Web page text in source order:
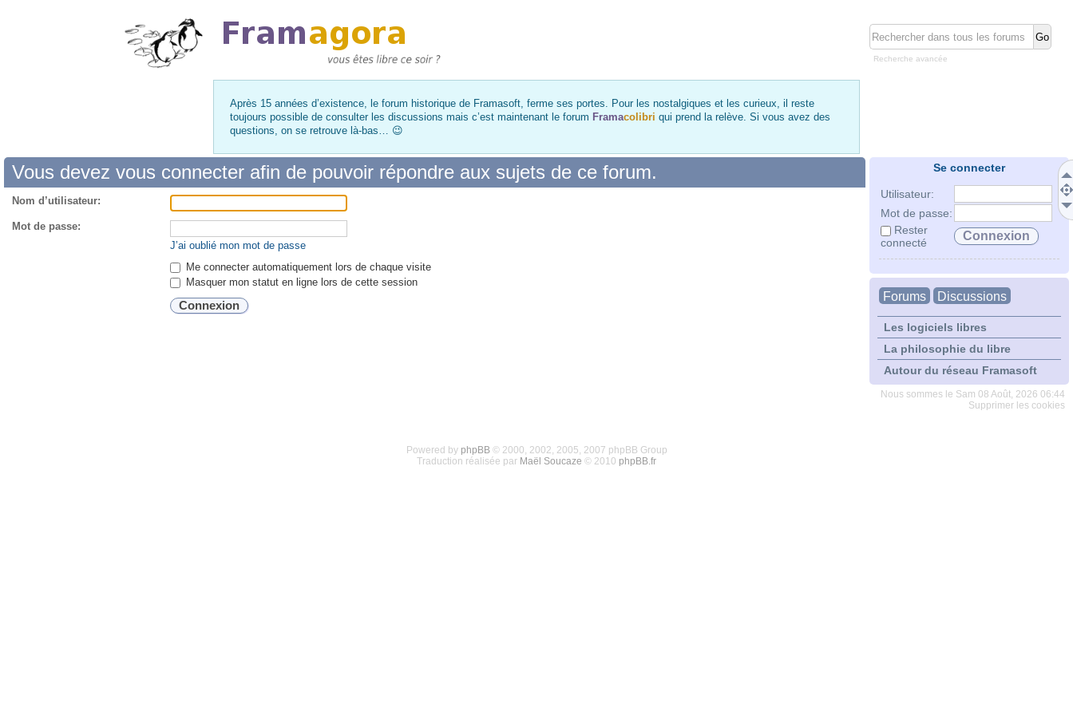
Recherche avancée
Après 15 années d’existence, le forum historique de Framasoft, ferme ses portes. Pour les nostalgiques et les curieux, il reste
toujours possible de consulter les discussions mais c’est maintenant le forum Framacolibri qui prend la relève. Si vous avez des
questions, on se retrouve là-bas… 😉
Se connecter
Utilisateur:
Mot de passe:
Rester
connecté
Forums Discussions
Les logiciels libres
La philosophie du libre
Autour du réseau Framasoft
Nous sommes le Sam 08 Août, 2026 06:44
Supprimer les cookies
Vous devez vous connecter afin de pouvoir répondre aux sujets de ce forum.
Nom d’utilisateur:
Mot de passe:
J’ai oublié mon mot de passe
Me connecter automatiquement lors de chaque visite
Masquer mon statut en ligne lors de cette session
Powered by phpBB© 2000, 2002, 2005, 2007 phpBB Group
Traduction réalisée par Maël Soucaze © 2010 phpBB.fr